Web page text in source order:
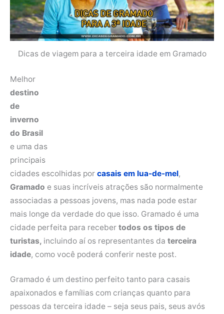
Dicas de viagem para a terceira idade em Gramado
Melhor
destino
de
inverno
do Brasil
e uma das
principais
cidades escolhidas por casais em lua-de-mel,
Gramado e suas incríveis atrações são normalmente
associadas a pessoas jovens, mas nada pode estar
mais longe da verdade do que isso. Gramado é uma
cidade perfeita para receber todos os tipos de
turistas, incluindo aí os representantes da terceira
idade, como você poderá conferir neste post.
Gramado é um destino perfeito tanto para casais
apaixonados e famílias com crianças quanto para
pessoas da terceira idade – seja seus pais, seus avós